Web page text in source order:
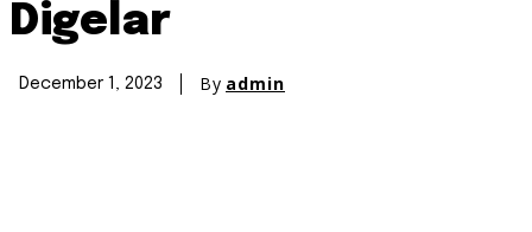
Digelar
December 1, 2023 By admin